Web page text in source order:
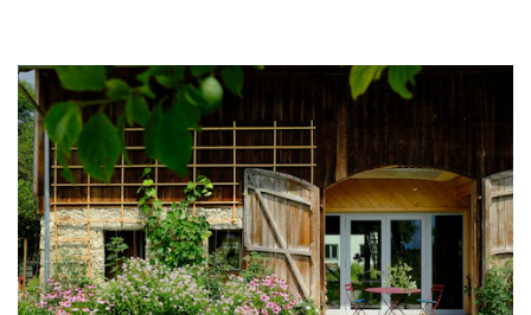
Penthäusern. Der Baukörper beeindruckt auch heute nicht nur
die Spaziergänger, die meist staunend vor den mit Wein
bewachsenen Pergolen stehen bleiben. Besonders die dort
Erholung suchenden Gäste lieben das Konzept des Hauses –
Großzügige Apartments, viel Raum, Weite, Licht und die
Möglichkeit ganz für sich zu wohnen und doch die
Annehmlichkeiten eines Hotels zu genießen. 2020 entschließt sich
Karin Innerhofer nach Südtirol zurückzukehren und das Hotel der
Eltern zu übernehmen. Ein Neustart mit sich anschließende